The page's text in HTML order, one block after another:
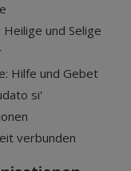
und Selige
Hilfe und Gebet
si'
verbunden